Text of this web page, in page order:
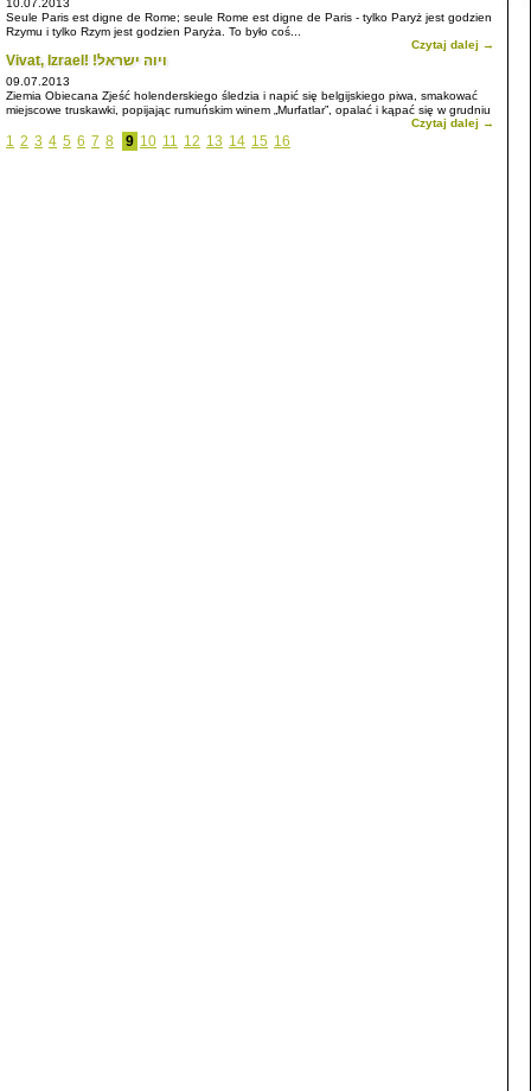
10.07.2013
Seule Paris est digne de Rome; seule Rome est digne de Paris - tylko Paryż jest godzien
Rzymu i tylko Rzym jest godzien Paryża. To było coś...
Czytaj dalej →
Vivat, Izrael! !ויוה ישראל
09.07.2013
Ziemia Obiecana Zjeść holenderskiego śledzia i napić się belgijskiego piwa, smakować
miejscowe truskawki, popijając rumuńskim winem „Murfatlar”, opalać i kąpać się w grudniu
Czytaj dalej →
1 2 3 4 5 6 7 8 9 10 11 12 13 14 15 16